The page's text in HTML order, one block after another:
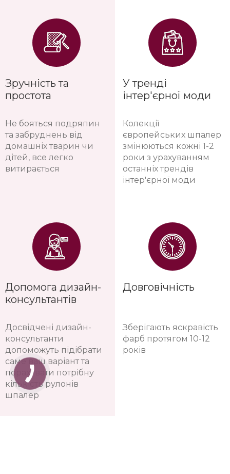
Зручність та
простота
Не бояться подряпин
та забруднень від
домашніх тварин чи
дітей, все легко
витирається
Допомога дизайн-
консультантів
Досвідчені дизайн-
консультанти
допоможуть підібрати
саме ваш варіант та
порахувати потрібну
кількість рулонів
шпалер
У тренді
інтер'єрної моди
Колекції
європейських шпалер
змінюються кожні 1-2
роки з урахуванням
останніх трендів
інтер'єрної моди
Довговічність
Зберігають яскравість
фарб протягом 10-12
років